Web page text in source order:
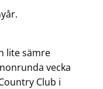
lite sämre
vecka
Club i